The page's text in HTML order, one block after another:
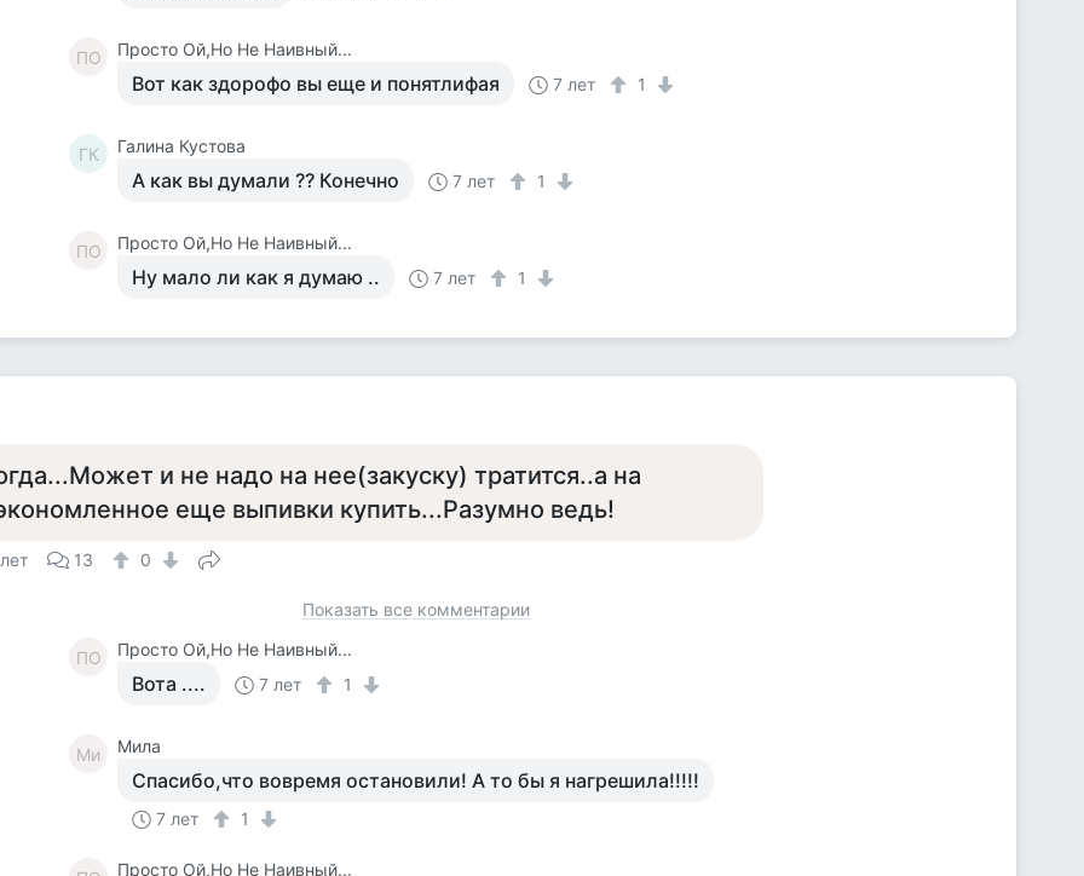
ПО Просто Ой,Но Не Наивный...
Вот как здорофо вы еще и понятлифая 7 лет 1
ГК Галина Кустова
А как вы думали ?? Конечно 7 лет 1
ПО Просто Ой,Но Не Наивный...
Ну мало ли как я думаю .. 7 лет 1
и не надо на нее(закуску) тратится..а на
еще выпивки купить...Разумно ведь!
13 0
Показать все комментарии
ПО Просто Ой,Но Не Наивный...
Вота .... 7 лет 1
Ми Мила
Спасибо,что вовремя остановили! А то бы я нагрешила!!!!!
7 лет 1
Просто Ой,Но Не Наивный...